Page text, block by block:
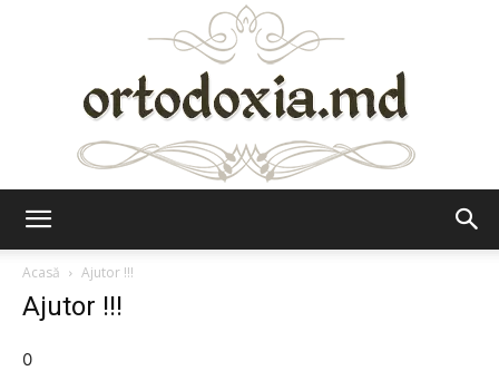
Acasă
Ajutor !!!
Ajutor !!!
0